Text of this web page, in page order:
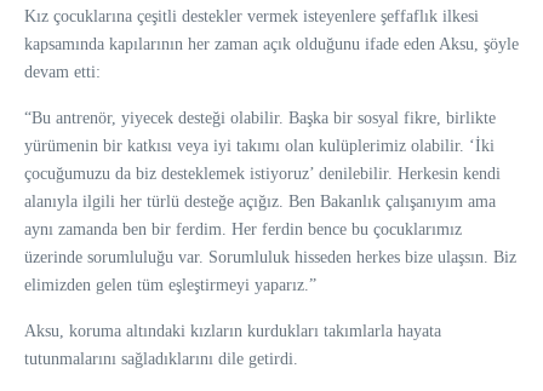
Kız çocuklarına çeşitli destekler vermek isteyenlere şeffaflık ilkesi
kapsamında kapılarının her zaman açık olduğunu ifade eden Aksu, şöyle
devam etti:
“Bu antrenör, yiyecek desteği olabilir. Başka bir sosyal fikre, birlikte
yürümenin bir katkısı veya iyi takımı olan kulüplerimiz olabilir. ‘İki
çocuğumuzu da biz desteklemek istiyoruz’ denilebilir. Herkesin kendi
alanıyla ilgili her türlü desteğe açığız. Ben Bakanlık çalışanıyım ama
aynı zamanda ben bir ferdim. Her ferdin bence bu çocuklarımız
üzerinde sorumluluğu var. Sorumluluk hisseden herkes bize ulaşsın. Biz
elimizden gelen tüm eşleştirmeyi yaparız.”
Aksu, koruma altındaki kızların kurdukları takımlarla hayata
tutunmalarını sağladıklarını dile getirdi.